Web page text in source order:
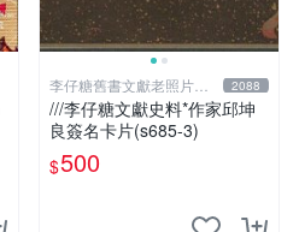
李仔糖舊書文獻老照片名
人收藏館
2088
///李仔糖文獻史料*作家邱坤
良簽名卡片(s685-3)
$500